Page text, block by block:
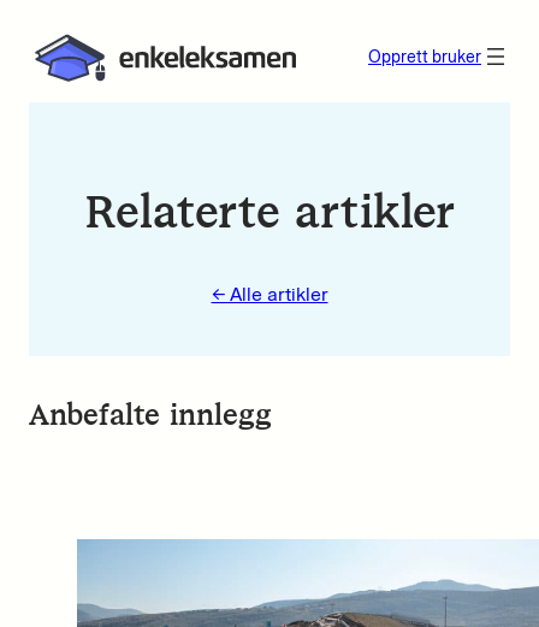
Opprett bruker
Relaterte artikler
← Alle artikler
Anbefalte innlegg